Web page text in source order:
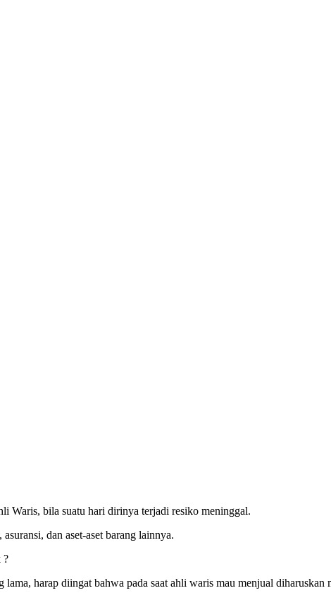
Waris, bila suatu hari dirinya terjadi resiko meninggal.
dan aset-aset barang lainnya.
?
harap diingat bahwa pada saat ahli waris mau menjual